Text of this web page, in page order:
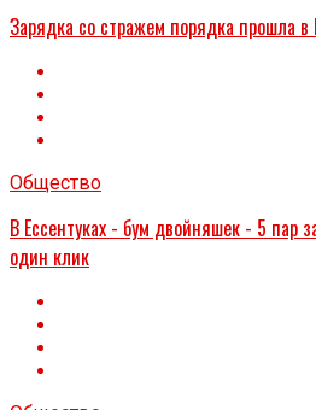
Зарядка со стражем порядка прошла в
Общество
В Ессентуках - бум двойняшек - 5 пар
один клик